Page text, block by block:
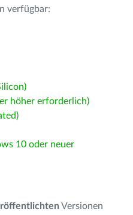
verfügbar:
höher erforderlich)
10 oder neuer
Versionen